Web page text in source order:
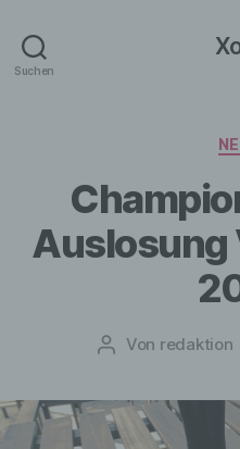
Suchen
Auslosung
Beitragsautor
Von redaktion